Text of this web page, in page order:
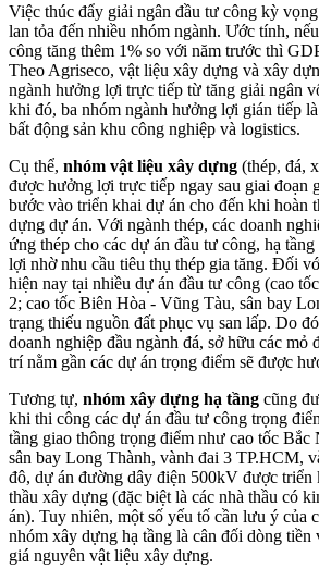
Việc thúc đẩy giải ngân đầu tư công kỳ vọng
lan tỏa đến nhiều nhóm ngành. Ước tính,
công tăng thêm 1% so với năm trước thì
Theo Agriseco, vật liệu xây dựng và xây
ngành hưởng lợi trực tiếp từ tăng giải ngân
khi đó, ba nhóm ngành hưởng lợi gián tiếp
bất động sản khu công nghiệp và logistics.
Cụ thể, nhóm vật liệu xây dựng (thép, đá,
được hưởng lợi trực tiếp ngay sau giai đoạn
bước vào triển khai dự án cho đến khi hoàn
dựng dự án. Với ngành thép, các doanh
ứng thép cho các dự án đầu tư công, hạ
lợi nhờ nhu cầu tiêu thụ thép gia tăng. Đối
hiện nay tại nhiều dự án đầu tư công (cao
2; cao tốc Biên Hòa - Vũng Tàu, sân bay
trạng thiếu nguồn đất phục vụ san lấp. Do
doanh nghiệp đầu ngành đá, sở hữu các
trí nằm gần các dự án trọng điểm sẽ được
Tương tự, nhóm xây dựng hạ tầng cũng
khi thi công các dự án đầu tư công trọng
tầng giao thông trọng điểm như cao tốc Bắc
sân bay Long Thành, vành đai 3 TP.HCM,
đô, dự án đường dây điện 500kV được triển
thầu xây dựng (đặc biệt là các nhà thầu có
án). Tuy nhiên, một số yếu tố cần lưu ý của
nhóm xây dựng hạ tầng là cân đối dòng tiền
giá nguyên vật liệu xây dựng.